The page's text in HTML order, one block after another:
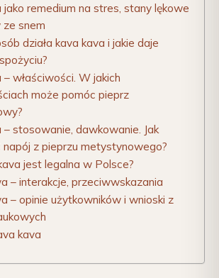
jako remedium na stres, stany lękowe
ze snem
działa kava kava i jakie daje
– właściwości. W jakich
może pomóc pieprz
– stosowanie, dawkowanie. Jak
z pieprzu metystynowego?
jest legalna w Polsce?
– interakcje, przeciwwskazania
– opinie użytkowników i wnioski z
kava